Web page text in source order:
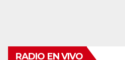
RADIO EN VIVO